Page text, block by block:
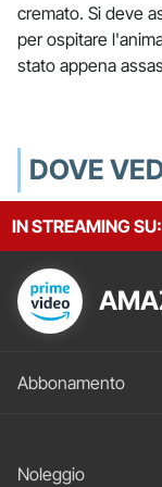
cremato. Si deve
per ospitare
stato appena
DOVE
IN STREAMING SU: